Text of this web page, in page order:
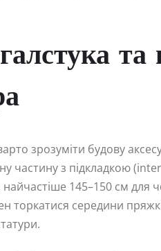
та
зрозуміти будову
частину з підкладкою
145–150 см для
торкатися середини